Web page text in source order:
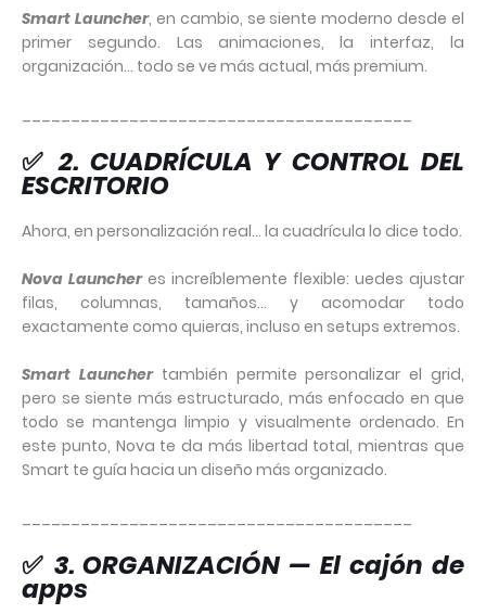
Smart Launcher, en cambio, se siente moderno desde el
primer segundo. Las animaciones, la interfaz, la
organización… todo se ve más actual, más premium.
✅2. CUADRÍCULA Y CONTROL DEL
ESCRITORIO
Ahora, en personalización real… la cuadrícula lo dice todo.
Nova Launcheres increíblemente flexible: uedes ajustar
filas, columnas, tamaños… y acomodar todo
exactamente como quieras, incluso en setups extremos.
Smart Launchertambién permite personalizar el grid,
pero se siente más estructurado, más enfocado en que
todo se mantenga limpio y visualmente ordenado. En
este punto, Nova te da más libertad total, mientras que
Smart te guía hacia un diseño más organizado.
✅ 3. ORGANIZACIÓN — El cajón de
apps